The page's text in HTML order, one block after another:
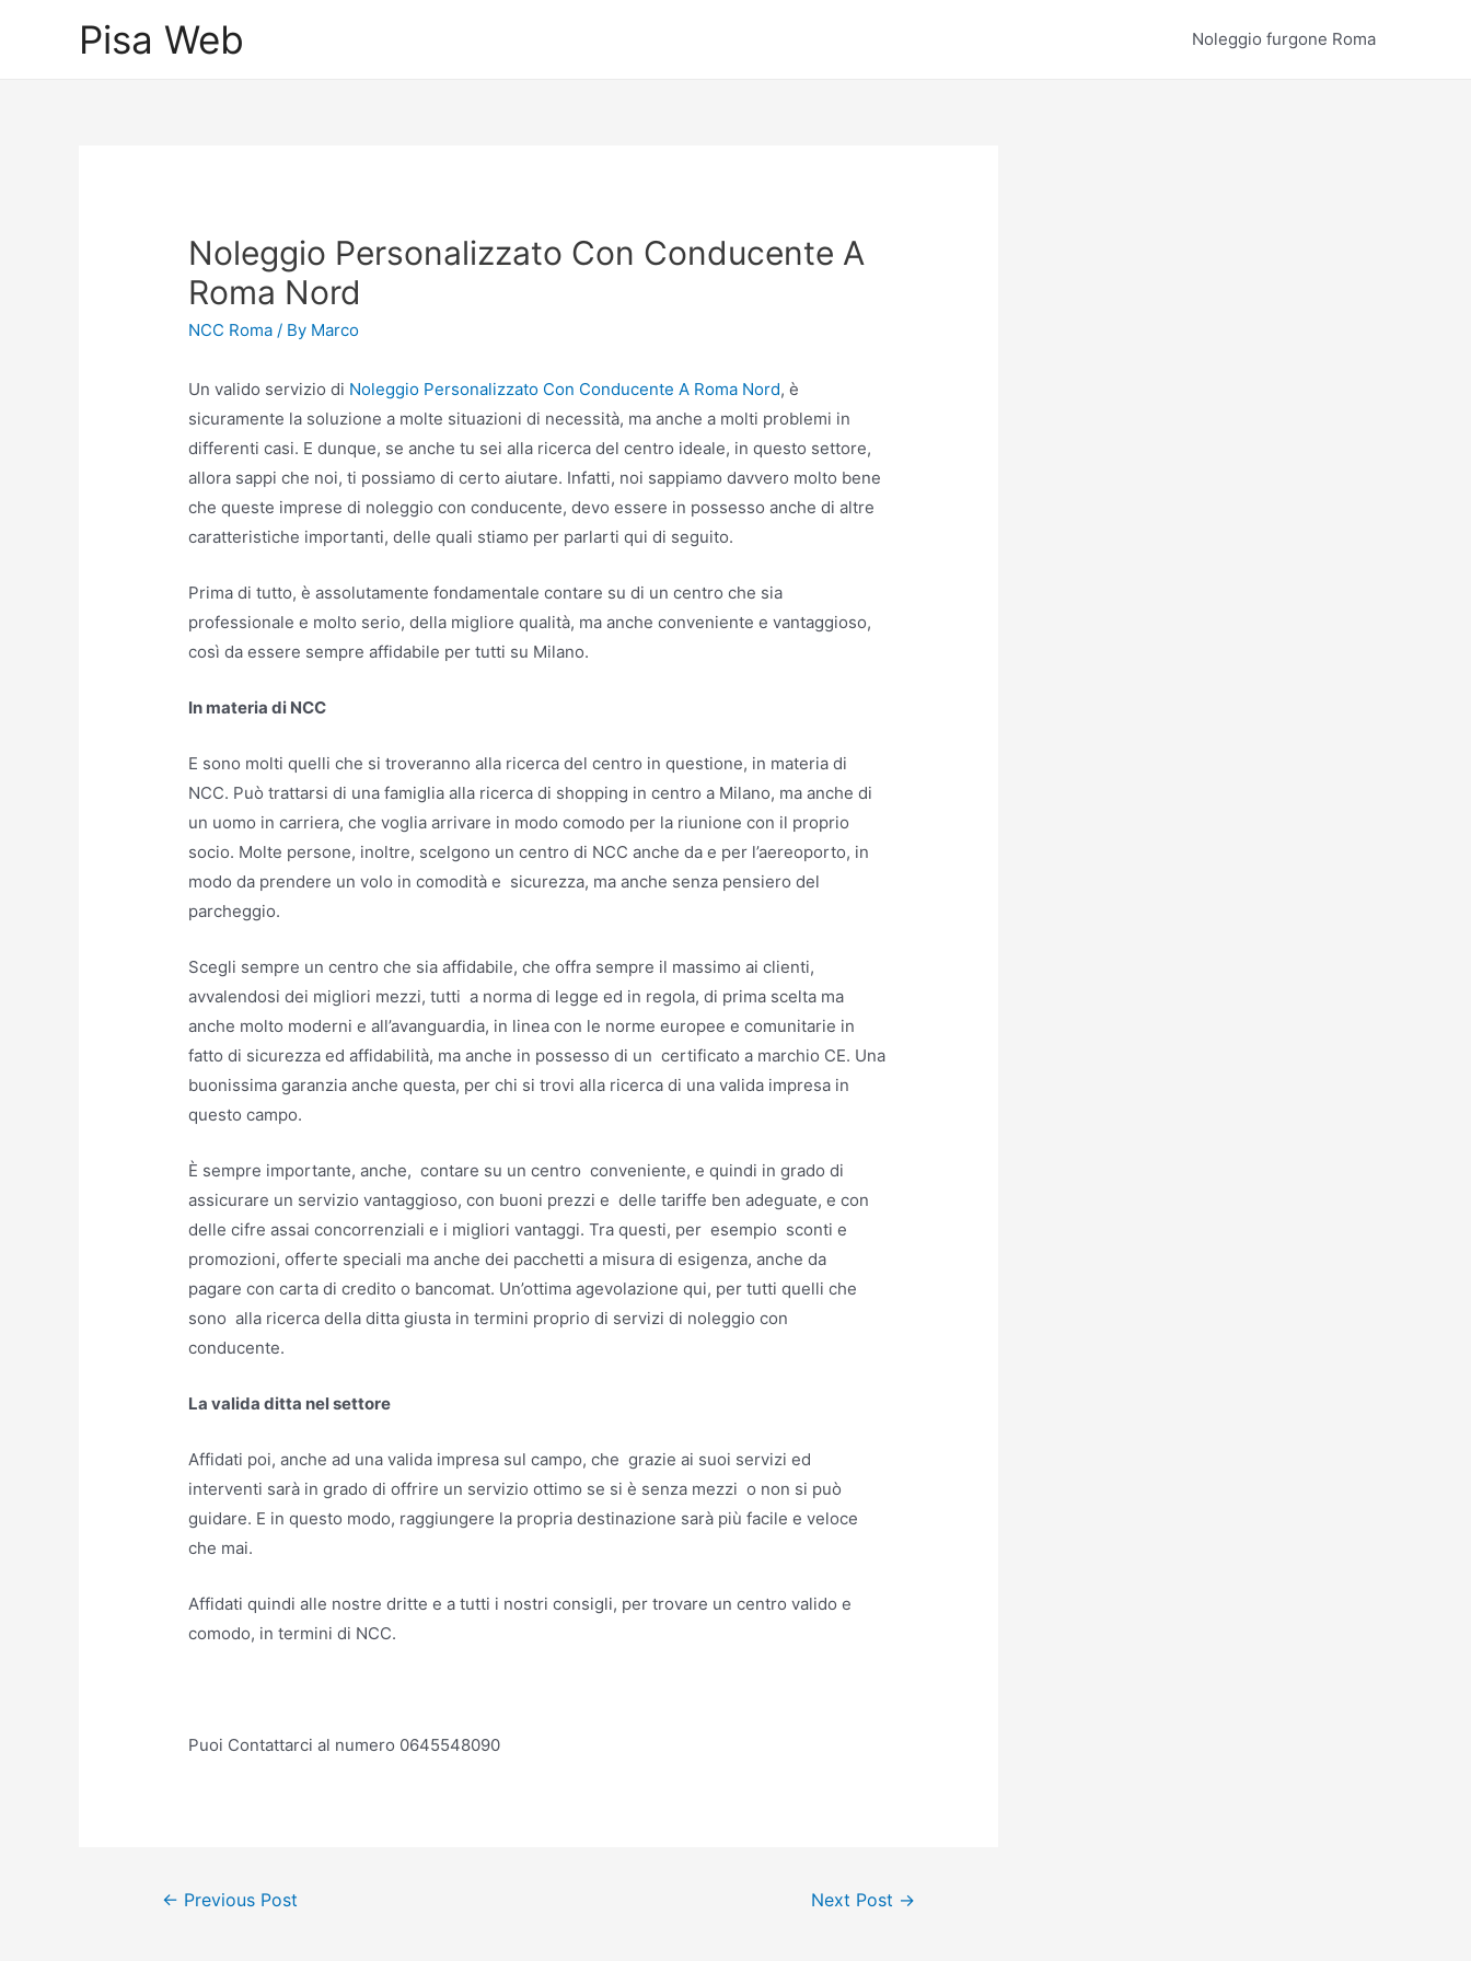
Pisa Web Noleggio furgone Roma
Noleggio Personalizzato Con Conducente A
Roma Nord
NCC Roma / By Marco
Un valido servizio di Noleggio Personalizzato Con Conducente A Roma Nord, è
sicuramente la soluzione a molte situazioni di necessità, ma anche a molti problemi in
differenti casi. E dunque, se anche tu sei alla ricerca del centro ideale, in questo settore,
allora sappi che noi, ti possiamo di certo aiutare. Infatti, noi sappiamo davvero molto bene
che queste imprese di noleggio con conducente, devo essere in possesso anche di altre
caratteristiche importanti, delle quali stiamo per parlarti qui di seguito.
Prima di tutto, è assolutamente fondamentale contare su di un centro che sia
professionale e molto serio, della migliore qualità, ma anche conveniente e vantaggioso,
così da essere sempre affidabile per tutti su Milano.
In materia di NCC
E sono molti quelli che si troveranno alla ricerca del centro in questione, in materia di
NCC. Può trattarsi di una famiglia alla ricerca di shopping in centro a Milano, ma anche di
un uomo in carriera, che voglia arrivare in modo comodo per la riunione con il proprio
socio. Molte persone, inoltre, scelgono un centro di NCC anche da e per l’aereoporto, in
modo da prendere un volo in comodità e sicurezza, ma anche senza pensiero del
parcheggio.
Scegli sempre un centro che sia affidabile, che offra sempre il massimo ai clienti,
avvalendosi dei migliori mezzi, tutti a norma di legge ed in regola, di prima scelta ma
anche molto moderni e all’avanguardia, in linea con le norme europee e comunitarie in
fatto di sicurezza ed affidabilità, ma anche in possesso di un certificato a marchio CE. Una
buonissima garanzia anche questa, per chi si trovi alla ricerca di una valida impresa in
questo campo.
È sempre importante, anche, contare su un centro conveniente, e quindi in grado di
assicurare un servizio vantaggioso, con buoni prezzi e delle tariffe ben adeguate, e con
delle cifre assai concorrenziali e i migliori vantaggi. Tra questi, per esempio sconti e
promozioni, offerte speciali ma anche dei pacchetti a misura di esigenza, anche da
pagare con carta di credito o bancomat. Un’ottima agevolazione qui, per tutti quelli che
sono alla ricerca della ditta giusta in termini proprio di servizi di noleggio con
conducente.
La valida ditta nel settore
Affidati poi, anche ad una valida impresa sul campo, che grazie ai suoi servizi ed
interventi sarà in grado di offrire un servizio ottimo se si è senza mezzi o non si può
guidare. E in questo modo, raggiungere la propria destinazione sarà più facile e veloce
che mai.
Affidati quindi alle nostre dritte e a tutti i nostri consigli, per trovare un centro valido e
comodo, in termini di NCC.
Puoi Contattarci al numero 0645548090
Post← Previous Post Next Post →